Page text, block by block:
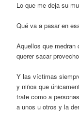
Lo que me deja su
Qué va a pasar en
Aquellos que medran
querer sacar
Y las víctimas
y niños que
trate como a
a unos u otros y la